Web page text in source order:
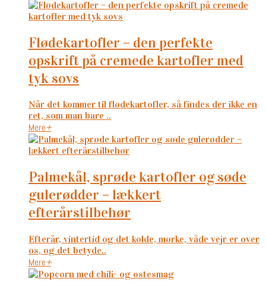
flødekartofler – den perfekte
opskrift på cremede kartofler med
tyk sovs
Når det kommer til flødekartofler, så findes der ikke en
ret, som man bare ..
Mere+
palmekål, sprøde kartofler og søde
gulerødder – lækkert
efterårstilbehør
Efterår, vintertid og det kolde, mørke, våde vejr er over
os, og det betyde..
Mere+